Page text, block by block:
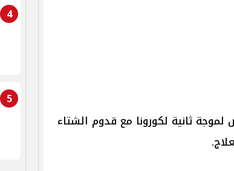
ثانية لكورونا مع قدوم الشتاء
4
5